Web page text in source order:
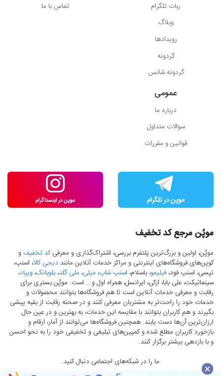
ربات تلگرام
وبلاگ
رویدادها
گردونه
گردونه شانس
تماس با ما
عمومی
درباره ما
سوالات متداول
قوانین و مقررات
موپُن مرجع کد تخفیف
موپُن، اولین و بزرگ‌ترین پلتفرم بررسی، اشتراک‌گذاری و معرفیکد تخفیف و
کوپن‌های فروشگاه‌های اینترنتی و مراکز خدمات آنلاین مانند دیجی کالا، اسنپ،
تپسی، اسنپ فود، فیلیمو، باسلام، اسنپ شاپ، میلی، ملی گلد، بلوبانک، ویپاد،
سینماتیکت، علی بابا، ازکی، ایرانسل، همراه اول و... است. موپُن بستری برای
رقابت و معرفی خدمات آنلاین است تا هم فروشگاه‌ها بتوانند محصولات و
خدمات خود را راحت‌تر به مشتریان معرفی کنند و در صحنه رقابت از بقیه پیشی
بگیرند و هم کاربران بتوانند با مقایسه این خدمات، به بهترین و در عین حال
ارزان‌ترین آن‌ها دست‌ یابند. همچنین فروشگاه‌ها می‌توانند از آمار، ارقام و
بازخورد کاربران مطلع شده و کمپین‌های تبلیغی و تخفیفی خود را به نحو احسن
و با بازدهی بیشتر برگزار کنند.
ما را در شبکه‌های اجتماعی دنبال کنید.
×